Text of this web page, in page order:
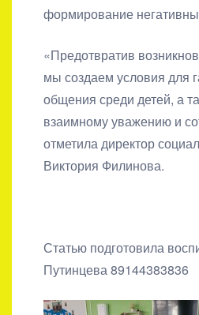
формирование
«Предотвратив
мы создаем условия для
общения среди детей, а
взаимному уважению и
отметила директор
Виктория Филинова.
Статью подготовила
Путинцева 89144383836